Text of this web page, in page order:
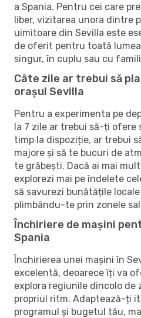
a Spania. Pentru cei care
liber, vizitarea unora dintre
uimitoare din Sevilla este
de oferit pentru toată
singur, în cuplu sau cu
Câte zile ar trebui să
orașul Sevilla
Pentru a experimenta pe
la 7 zile ar trebui să-ți ofere
timp la dispoziție, ar trebui
majore și să te bucuri de
te grăbești. Dacă ai mai
explorezi mai pe îndelete
să savurezi bunătățile
plimbându-te prin zonele
Închiriere de mașini
Spania
Închirierea unei mașini în
excelentă, deoarece îți va
explora regiunile dincolo de
propriul ritm. Adaptează-ți
programul și bugetul tău,